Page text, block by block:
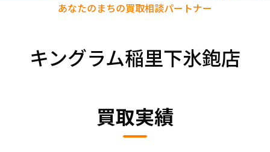
キングラム稲里下氷鉋店
あなたのまちの買取相談パートナー
買取実績